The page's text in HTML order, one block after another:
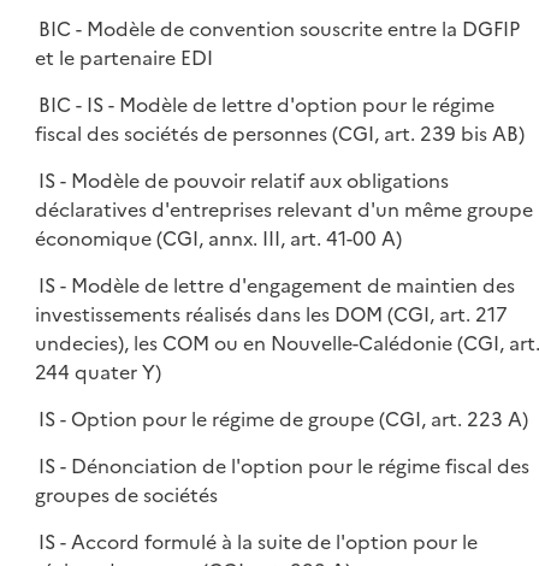
BIC - Modèle de convention souscrite entre la DGFIP
et le partenaire EDI
BIC - IS - Modèle de lettre d'option pour le régime
fiscal des sociétés de personnes (CGI, art. 239 bis AB)
IS - Modèle de pouvoir relatif aux obligations
déclaratives d'entreprises relevant d'un même groupe
économique (CGI, annx. III, art. 41-00 A)
IS - Modèle de lettre d'engagement de maintien des
investissements réalisés dans les DOM (CGI, art. 217
undecies), les COM ou en Nouvelle-Calédonie (CGI, art.
244 quater Y)
IS - Option pour le régime de groupe (CGI, art. 223 A)
IS - Dénonciation de l'option pour le régime fiscal des
groupes de sociétés
IS - Accord formulé à la suite de l'option pour le